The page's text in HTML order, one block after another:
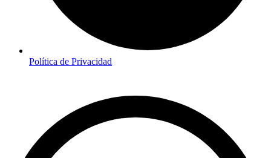
Política de Privacidad